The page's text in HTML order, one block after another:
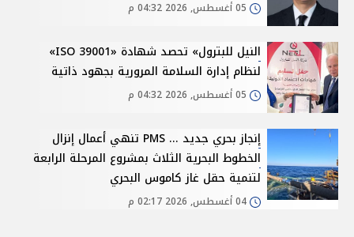
النيل للبترول» تحصد شهادة «ISO 39001»
لنظام إدارة السلامة المرورية بجهود ذاتية
إنجاز بحري جديد ... PMS تنهي أعمال إنزال
الخطوط البحرية الثلاث بمشروع المرحلة الرابعة
لتنمية حقل غاز كاموس البحري